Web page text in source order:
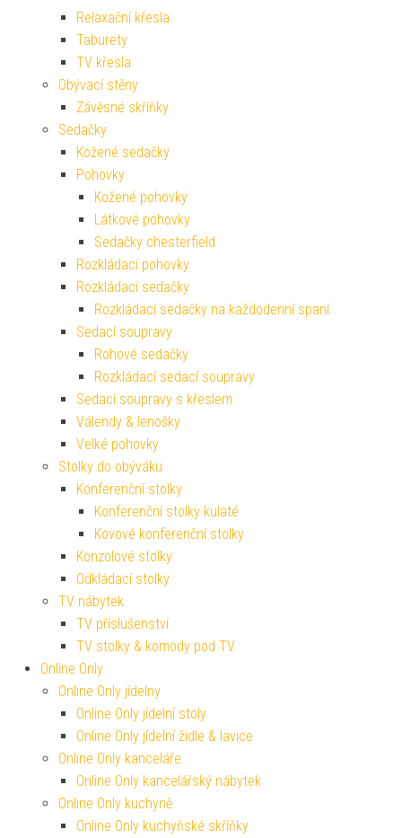
Relaxační křesla
Taburety
TV křesla
Obývací stěny
Závěsné skříňky
Sedačky
Kožené sedačky
Pohovky
Kožené pohovky
Látkové pohovky
Sedačky chesterfield
Rozkládací pohovky
Rozkládací sedačky
Rozkládací sedačky na každodenní spaní
Sedací soupravy
Rohové sedačky
Rozkládací sedací soupravy
Sedací soupravy s křeslem
Válendy & lenošky
Velké pohovky
Stolky do obýváku
Konferenční stolky
Konferenční stolky kulaté
Kovové konferenční stolky
Konzolové stolky
Odkládací stolky
TV nábytek
TV příslušenství
TV stolky & komody pod TV
Online Only
Online Only jídelny
Online Only jídelní stoly
Online Only jídelní židle & lavice
Online Only kanceláře
Online Only kancelářský nábytek
Online Only kuchyně
Online Only kuchyňské skříňky